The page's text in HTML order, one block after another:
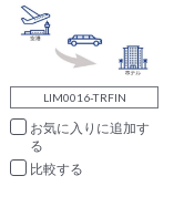
LIM0016-TRFIN
お気に入りに追加
比較